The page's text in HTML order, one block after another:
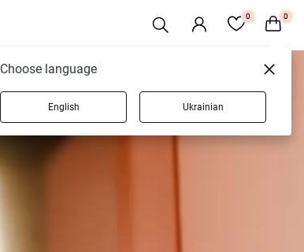
0 0
Choose language
English Ukrainian